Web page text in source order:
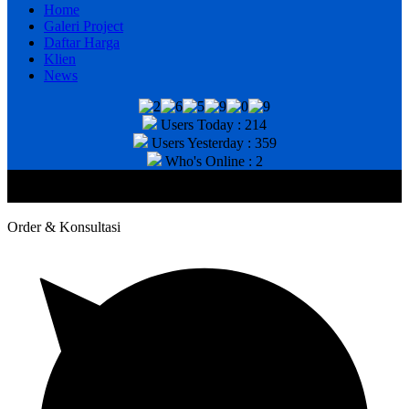
Home
Galeri Project
Daftar Harga
Klien
News
Users Today : 214
Users Yesterday : 359
Who's Online : 2
Order & Konsultasi